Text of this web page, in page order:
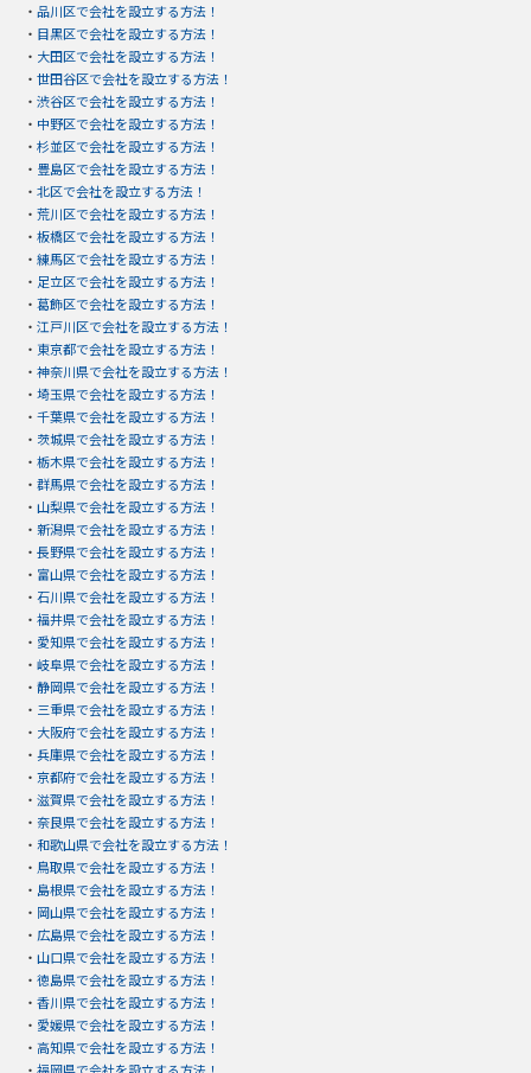
・ 品川区で会社を設立する方法！
・ 目黒区で会社を設立する方法！
・ 大田区で会社を設立する方法！
・ 世田谷区で会社を設立する方法！
・ 渋谷区で会社を設立する方法！
・ 中野区で会社を設立する方法！
・ 杉並区で会社を設立する方法！
・ 豊島区で会社を設立する方法！
・ 北区で会社を設立する方法！
・ 荒川区で会社を設立する方法！
・ 板橋区で会社を設立する方法！
・ 練馬区で会社を設立する方法！
・ 足立区で会社を設立する方法！
・ 葛飾区で会社を設立する方法！
・ 江戸川区で会社を設立する方法！
・ 東京都で会社を設立する方法！
・ 神奈川県で会社を設立する方法！
・ 埼玉県で会社を設立する方法！
・ 千葉県で会社を設立する方法！
・ 茨城県で会社を設立する方法！
・ 栃木県で会社を設立する方法！
・ 群馬県で会社を設立する方法！
・ 山梨県で会社を設立する方法！
・ 新潟県で会社を設立する方法！
・ 長野県で会社を設立する方法！
・ 富山県で会社を設立する方法！
・ 石川県で会社を設立する方法！
・ 福井県で会社を設立する方法！
・ 愛知県で会社を設立する方法！
・ 岐阜県で会社を設立する方法！
・ 静岡県で会社を設立する方法！
・ 三重県で会社を設立する方法！
・ 大阪府で会社を設立する方法！
・ 兵庫県で会社を設立する方法！
・ 京都府で会社を設立する方法！
・ 滋賀県で会社を設立する方法！
・ 奈良県で会社を設立する方法！
・ 和歌山県で会社を設立する方法！
・ 鳥取県で会社を設立する方法！
・ 島根県で会社を設立する方法！
・ 岡山県で会社を設立する方法！
・ 広島県で会社を設立する方法！
・ 山口県で会社を設立する方法！
・ 徳島県で会社を設立する方法！
・ 香川県で会社を設立する方法！
・ 愛媛県で会社を設立する方法！
・ 高知県で会社を設立する方法！